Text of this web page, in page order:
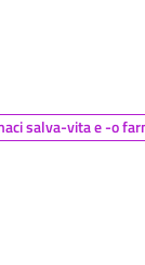
salva-vita e -o